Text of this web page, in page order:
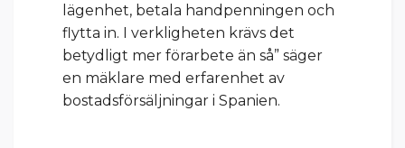
lägenhet, betala handpenningen och
flytta in. I verkligheten krävs det
betydligt mer förarbete än så” säger
en mäklare med erfarenhet av
bostadsförsäljningar i Spanien.